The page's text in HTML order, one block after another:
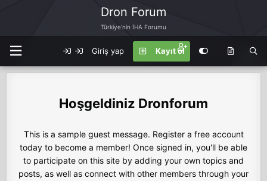
Dron Forum
Türkiye'nin İHA Forumu
Giriş yap Kayıt ol
Dronforum
This is a sample guest message. Register a free account
today to become a member! Once signed in, you'll be able
to participate on this site by adding your own topics and
posts, as well as connect with other members through your